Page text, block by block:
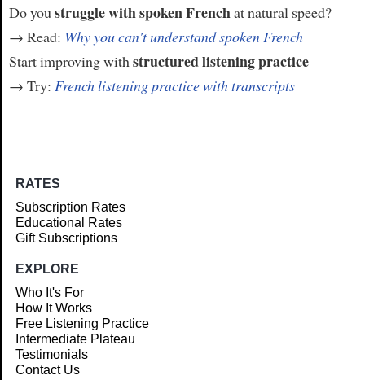
Do you struggle with spoken Frenchat natural speed?
→ Read: Why you can't understand spoken French
Start improving with structured listening practice
→ Try: French listening practice with transcripts
RATES
Subscription Rates
Educational Rates
Gift Subscriptions
EXPLORE
Who It's For
How It Works
Free Listening Practice
Intermediate Plateau
Testimonials
Contact Us